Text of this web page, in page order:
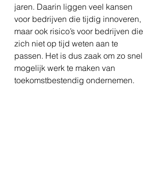
jaren. Daarin liggen veel kansen
voor bedrijven die tijdig innoveren,
maar ook risico’s voor bedrijven die
zich niet op tijd weten aan te
passen. Het is dus zaak om zo snel
mogelijk werk te maken van
toekomstbestendig ondernemen.